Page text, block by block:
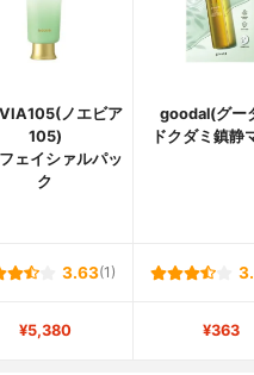
ノエビア
105)
ェイシァルパッ
ク
goodal(グー
ドクダミ鎮静
3.63(1)
¥5,380 ¥363